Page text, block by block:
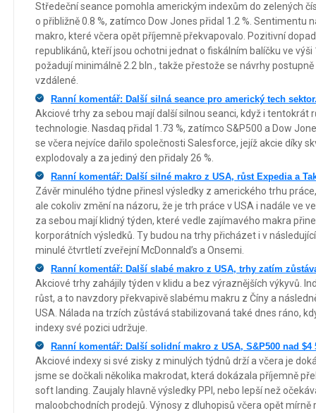
Středeční seance pomohla americkým indexům do zelených
o přibližně 0.8 %, zatímco Dow Jones přidal 1.2 %. Sentimentu
makro, které včera opět příjemně překvapovalo. Pozitivní
republikánů, kteří jsou ochotni jednat o fiskálním balíčku ve
požadují minimálně 2.2 bln., takže přestože se návrhy
vzdálené.
Ranní komentář: Další silná seance pro americký tech
Akciové trhy za sebou mají další silnou seanci, když i tentokrát
technologie. Nasdaq přidal 1.73 %, zatímco S&P500 a Dow
se včera nejvíce dařilo společnosti Salesforce, jejíž akcie díky
explodovaly a za jediný den přidaly 26 %.
Ranní komentář: Další silné makro z USA, růst Expedia a
Závěr minulého týdne přinesl výsledky z amerického trhu
ale cokoliv změní na názoru, že je trh práce v USA i nadále ve
za sebou mají klidný týden, které vedle zajímavého makra
korporátních výsledků. Ty budou na trhy přicházet i v
minulé čtvrtletí zveřejní McDonnald’s a Onsemi.
Ranní komentář: Další slabé makro z USA, trhy zatím
Akciové trhy zahájily týden v klidu a bez výraznějších výkyvů.
růst, a to navzdory překvapivě slabému makru z Číny a
USA. Nálada na trzích zůstává stabilizovaná také dnes ráno,
indexy své pozici udržuje.
Ranní komentář: Další solidní makro z USA, S&P500 nad
Akciové indexy si své zisky z minulých týdnů drží a včera je
jsme se dočkali několika makrodat, která dokázala příjemně
soft landing. Zaujaly hlavně výsledky PPI, nebo lepší než
maloobchodních prodejů. Výnosy z dluhopisů včera opět mírně